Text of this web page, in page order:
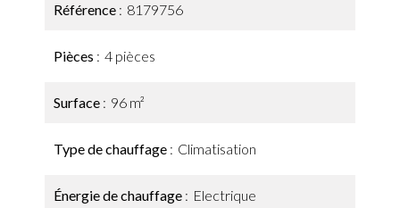
Référence 8179756
Pièces 4 pièces
Surface 96 m²
Type de chauffage Climatisation
Énergie de chauffage Electrique